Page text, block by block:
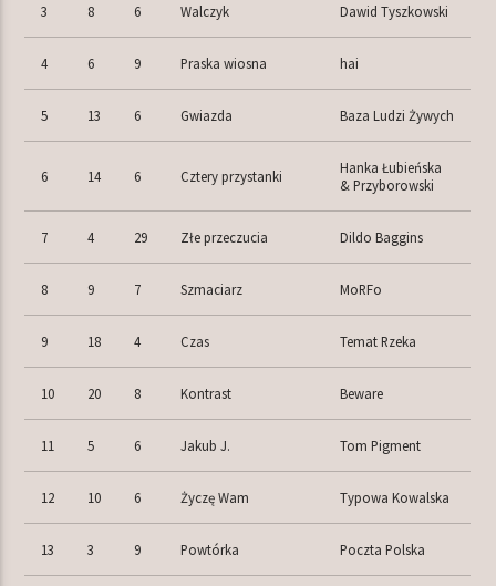
Radio Orbit
3 8 6 Walczyk Dawid Tyszkowski
4 6 9 Praska wiosna hai
5 13 6 Gwiazda Baza Ludzi Żywych
6 14 6 Cztery przystanki
Hanka Łubieńska
& Przyborowski
7 4 29 Złe przeczucia Dildo Baggins
8 9 7 Szmaciarz MoRFo
9 18 4 Czas Temat Rzeka
10 20 8 Kontrast Beware
11 5 6 Jakub J. Tom Pigment
12 10 6 Życzę Wam Typowa Kowalska
13 3 9 Powtórka Poczta Polska